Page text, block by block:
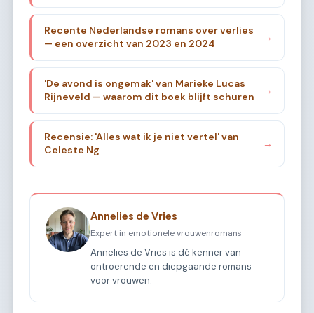
Recente Nederlandse romans over verlies
— een overzicht van 2023 en 2024
→
'De avond is ongemak' van Marieke Lucas
Rijneveld — waarom dit boek blijft schuren
→
Recensie: 'Alles wat ik je niet vertel' van
Celeste Ng
→
Annelies de Vries
Expert in emotionele vrouwenromans
Annelies de Vries is dé kenner van
ontroerende en diepgaande romans
voor vrouwen.